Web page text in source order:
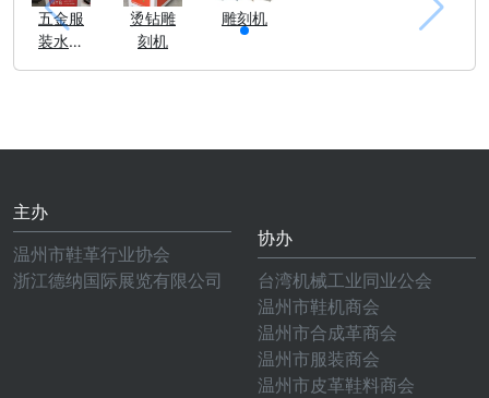
五金服
装水钻
烫钻雕
刻机
雕刻机
主办
温州市鞋革行业协会
浙江德纳国际展览有限公司
协办
台湾机械工业同业公会
温州市鞋机商会
温州市合成革商会
温州市服装商会
温州市皮革鞋料商会